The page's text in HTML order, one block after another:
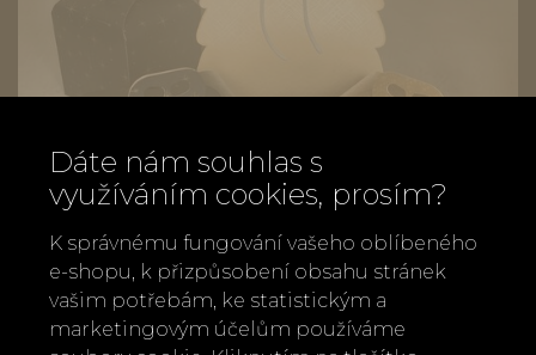
Dáte nám souhlas s
využíváním cookies, prosím?
K správnému fungování vašeho oblíbeného
e-shopu, k přizpůsobení obsahu stránek
vašim potřebám, ke statistickým a
marketingovým účelům používáme